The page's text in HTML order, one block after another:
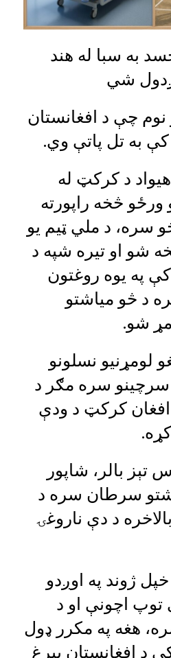
به سبا له هند
شي
نوم چې د افغانستان
به تل پاتې وي.
د کرکټ له
څخه راپورته
سره، د ملي ټیم یو
شو او تیره شپه د
په یوه روغتون
د څو میاشتو
شو.
لومړنیو نسلونو
سره مګر د
افغان کرکټ د ودې
تېز بالر، شاپور
سرطان سره د
د دې ناروغۍ
ژوند په اوږدو
توپ اچونې او د
هغه په ​​مکرر ډول
د افغانستان بیرغ